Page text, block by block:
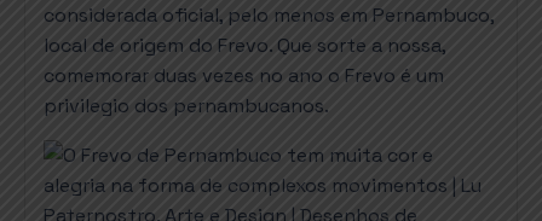
considerada oficial, pelo menos em Pernambuco,
local de origem do Frevo. Que sorte a nossa,
comemorar duas vezes no ano o Frevo é um
privilegio dos pernambucanos.